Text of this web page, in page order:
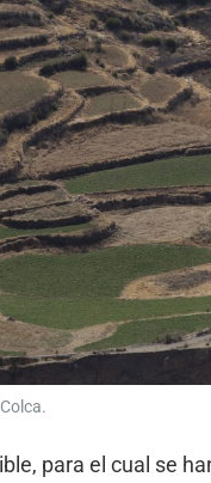
para el cual se